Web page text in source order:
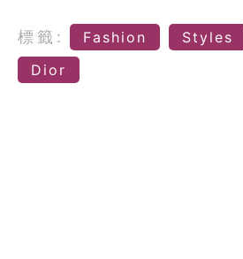
標籤: Fashion Styles
Dior